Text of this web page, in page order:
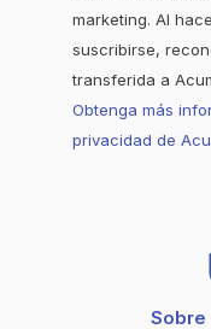
marketing. Al
suscribirse,
transferida a
Obtenga más
privacidad de
Sobre